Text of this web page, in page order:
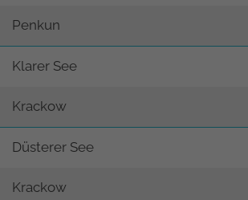
Penkun
Klarer See
Krackow
Düsterer See
Krackow